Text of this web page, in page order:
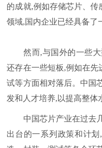
的成就,例如存储芯片、
领域,国内企业已经具备了
然而,与国外的一些大
还存在一些短板,例如在先
试等方面相对落后。中国
发和人才培养,以提高整体
中国芯片产业在过去几
出台的一系列政策和计